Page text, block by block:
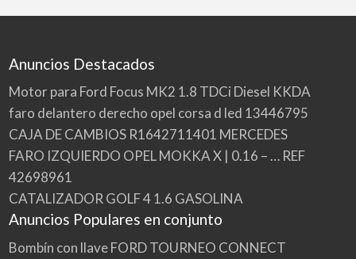
Anuncios Destacados
Motor para Ford Focus MK2 1.8 TDCi Diesel KKDA
faro delantero derecho opel corsa d led 13446795
CAJA DE CAMBIOS R1642711401 MERCEDES
FARO IZQUIERDO OPEL MOKKA X | 0.16 – … REF
42698961
CATALIZADOR GOLF 4 1.6 GASOLINA
Anuncios Populares en conjunto
Bombín con llave FORD TOURNEO CONNECT